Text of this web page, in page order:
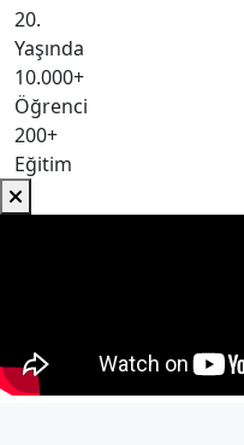
20.
Yaşında
10.000+
Öğrenci
200+
Eğitim